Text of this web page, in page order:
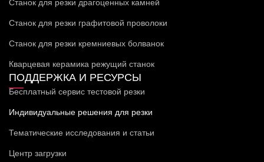
Станок для резки драгоценных камней
Станок для резки графитовой проволоки
Станок для резки кремниевых болванок
Кварцевая керамика режущий станок
ПОДДЕРЖКА И РЕСУРСЫ
Бесплатный сервис тестовой резки
Индивидуальные решения для резки
Тематические исследования и статьи
Центр загрузки